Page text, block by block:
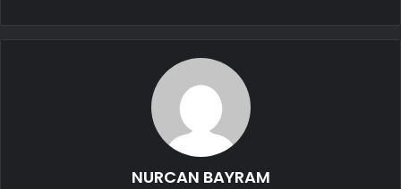
NURCAN BAYRAM